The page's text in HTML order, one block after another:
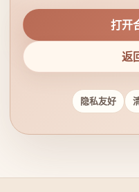
打开
返
隐私友好